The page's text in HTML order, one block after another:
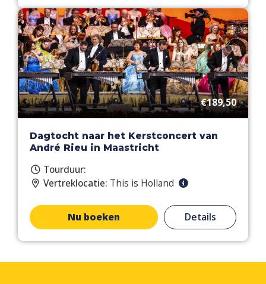
€189,50
Dagtocht naar het Kerstconcert van
André Rieu in Maastricht
Tourduur:
Vertreklocatie: This is Holland
Nu boeken Details